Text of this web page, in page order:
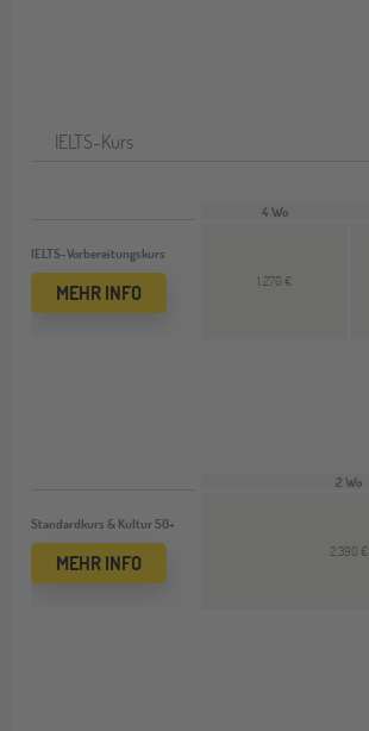
IELTS-Kurs
IELTS-Vorbereitungskurs
MEHR INFO
4 Wo
1.270 €
Standardkurs & Kultur 50+
MEHR INFO
2 Wo
2.390 €